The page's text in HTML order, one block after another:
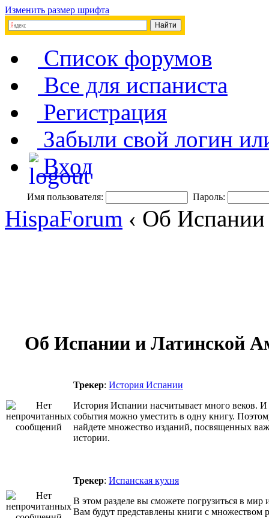
Изменить размер шрифта
Список форумов
Все для испаниста
Регистрация
Забыли свой логин
Вход
Имя пользователя: Пароль:
HispaForum ‹ Об
Об Испании и Латинской
Трекер: История Испании
История Испании насчитывает много веков. И
события можно уместить в одну книгу.
найдете множество изданий, посвященных
истории.
Трекер: Испанская кухня
В этом разделе вы сможете погрузиться в мир
Вам будут представлены книги с множеством